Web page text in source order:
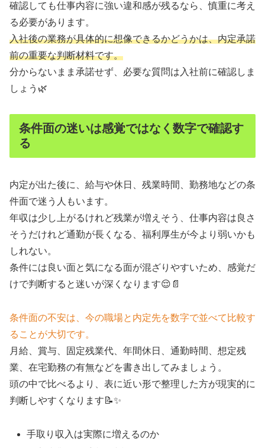
確認しても仕事内容に強い違和感が残るなら、慎重に考え
る必要があります。
入社後の業務が具体的に想像できるかどうかは、内定承諾
前の重要な判断材料です。
分からないまま承諾せず、必要な質問は入社前に確認しま
しょう🌿
条件面の迷いは感覚ではなく数字で確認す
る
内定が出た後に、給与や休日、残業時間、勤務地などの条
件面で迷う人もいます。
年収は少し上がるけれど残業が増えそう、仕事内容は良さ
そうだけれど通勤が長くなる、福利厚生が今より弱いかも
しれない。
条件には良い面と気になる面が混ざりやすいため、感覚だ
けで判断すると迷いが深くなります😌📄
条件面の不安は、今の職場と内定先を数字で並べて比較す
ることが大切です。
月給、賞与、固定残業代、年間休日、通勤時間、想定残
業、在宅勤務の有無などを書き出してみましょう。
頭の中で比べるより、表に近い形で整理した方が現実的に
判断しやすくなります📝✨
手取り収入は実際に増えるのか